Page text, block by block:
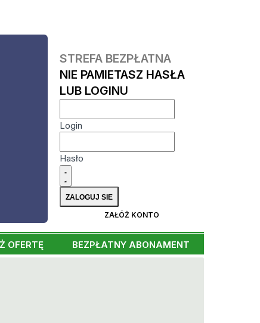
STREFA BEZPŁATNA
NIE PAMIETASZ HASŁA
LUB LOGINU
Login
Hasło
ZAŁÓŻ KONTO
OFERTĘ BEZPŁATNY ABONAMENT